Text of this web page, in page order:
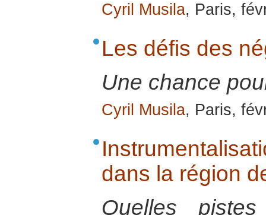
Cyril Musila, Paris,
Les défis des
Une chance
Cyril Musila, Paris,
dans la région
Quelles